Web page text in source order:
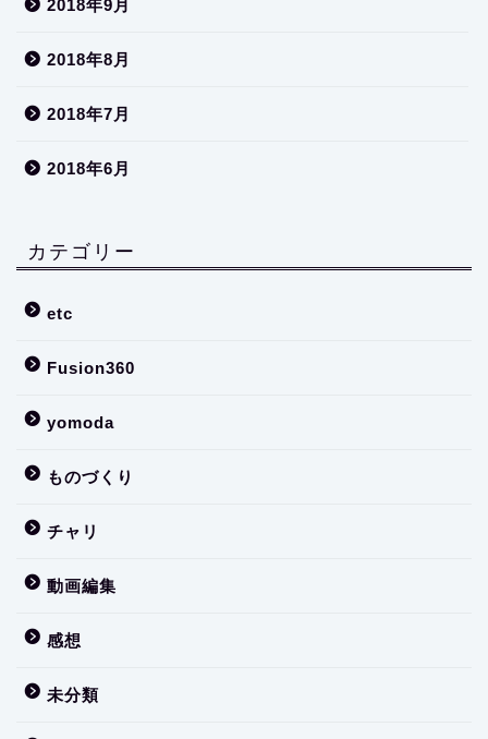
2018年9月
2018年8月
2018年7月
2018年6月
カテゴリー
etc
Fusion360
yomoda
ものづくり
チャリ
動画編集
感想
未分類